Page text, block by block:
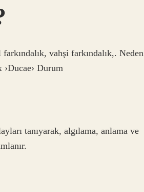
vahşi farkındalık,. Neden
›Ducae› Durum
tanıyarak, algılama, anlama ve